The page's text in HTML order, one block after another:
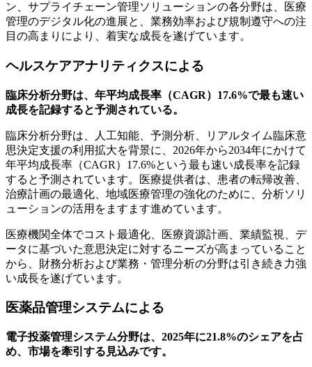
ン、サプライチェーン管理ソリューションの各分野は、医療
管理のデジタル化の進展と、業務効率および規制遵守への注
目の高まりにより、着実な成長を遂げています。
ヘルスケアアナリティクスによる
臨床分析分野は、年平均成長率（CAGR）17.6%で最も速い
成長を記録すると予測されている。
臨床分析分野は、人工知能、予測分析、リアルタイム臨床意
思決定支援の利用拡大を背景に、2026年から2034年にかけて
年平均成長率（CAGR）17.6%という最も速い成長率を記録
すると予測されています。医療提供者は、患者の転帰改善、
治療計画の最適化、地域医療管理の強化のために、分析ソリ
ューションの活用をますます進めています。
医療機関全体でコスト最適化、医療資源計画、業績監視、デ
ータに基づいた意思決定に対するニーズが高まっていること
から、財務分析および業務・管理分析の分野は引き続き力強
い成長を遂げています。
医薬品管理システムによる
電子投薬管理システム分野は、2025年に21.8%のシェアを占
め、市場を牽引する見込みです。